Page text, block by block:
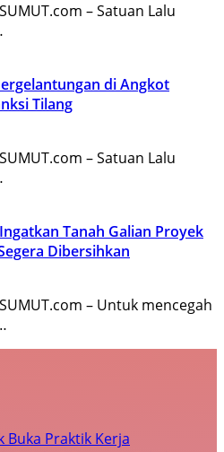
– Satuan Lalu
di Angkot
Tilang
– Satuan Lalu
Tanah Galian Proyek
Dibersihkan
– Untuk mencegah